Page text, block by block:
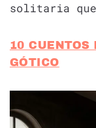
solitaria
10 CUENTOS
GÓTICO